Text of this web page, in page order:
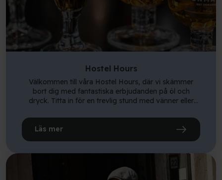
Hostel Hours
Välkommen till våra Hostel Hours, där vi skämmer
bort dig med fantastiska erbjudanden på öl och
dryck. Titta in för en trevlig stund med vänner eller
njut av en avslappnad atmosfär, bra priser och trevligt
sällskap i vårt café och bar, BAR50. Vi ser fram emot
att välkomna dig till en kväll fylld med roliga och bra
en stor fatöl för endast 35 DKK (Tuborg och
Läs mer